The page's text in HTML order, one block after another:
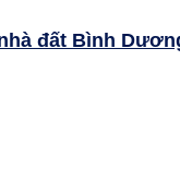
đất Bình